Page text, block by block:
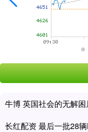
牛博 英国社会的无解
长红配资 最后一批28